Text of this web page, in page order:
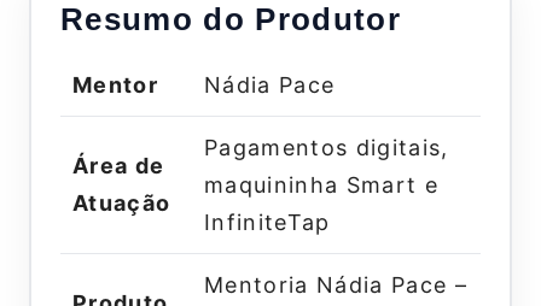
Resumo do Produtor
Mentor Nádia Pace
Área de
Atuação
Pagamentos digitais,
maquininha Smart e
InfiniteTap
Mentoria Nádia Pace –